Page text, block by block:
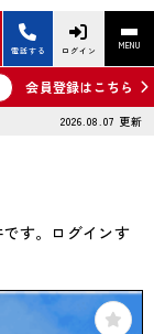
電話する ログイン MENU
会員登録はこちら
2026.08.07 更新
す。ログインす